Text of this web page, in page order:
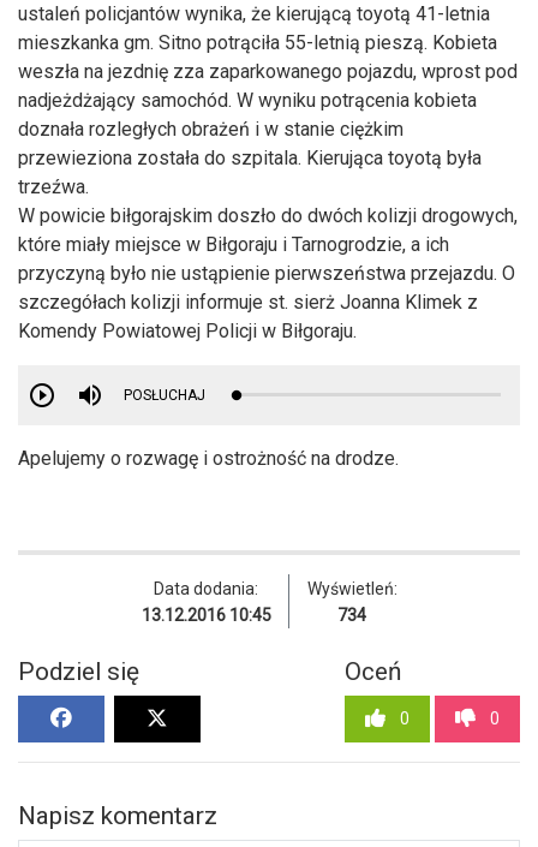
ustaleń policjantów wynika, że kierującą toyotą 41-letnia
mieszkanka gm. Sitno potrąciła 55-letnią pieszą. Kobieta
weszła na jezdnię zza zaparkowanego pojazdu, wprost pod
nadjeżdżający samochód. W wyniku potrącenia kobieta
doznała rozległych obrażeń i w stanie ciężkim
przewieziona została do szpitala. Kierująca toyotą była
trzeźwa.
W powicie biłgorajskim doszło do dwóch kolizji drogowych,
które miały miejsce w Biłgoraju i Tarnogrodzie, a ich
przyczyną było nie ustąpienie pierwszeństwa przejazdu. O
szczegółach kolizji informuje st. sierż Joanna Klimek z
Komendy Powiatowej Policji w Biłgoraju.
POSŁUCHAJ
Apelujemy o rozwagę i ostrożność na drodze.
Data dodania:
13.12.2016 10:45
Wyświetleń:
734
Podziel się Oceń
0 0
Napisz komentarz